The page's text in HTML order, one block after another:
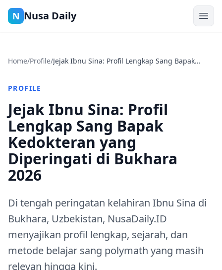
N Nusa Daily
Home/Profile/Jejak Ibnu Sina: Profil Lengkap Sang Bapak
PROFILE
Jejak Ibnu Sina: Profil
Lengkap Sang Bapak
Kedokteran yang
Diperingati di Bukhara
2026
Di tengah peringatan kelahiran Ibnu Sina di
Bukhara, Uzbekistan, NusaDaily.ID
menyajikan profil lengkap, sejarah, dan
metode belajar sang polymath yang masih
relevan hingga kini.